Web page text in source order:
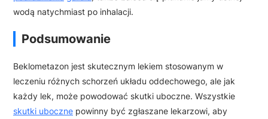
wodą natychmiast po inhalacji.
Podsumowanie
Beklometazon jest skutecznym lekiem stosowanym w
leczeniu różnych schorzeń układu oddechowego, ale jak
każdy lek, może powodować skutki uboczne. Wszystkie
skutki uboczne powinny być zgłaszane lekarzowi, aby